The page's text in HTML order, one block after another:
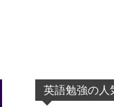
英語勉強の人